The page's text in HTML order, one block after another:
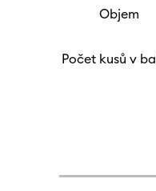
Objem
Počet kusů v